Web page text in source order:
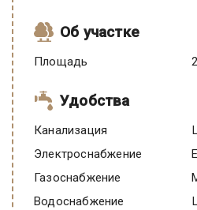
Об участке
Площадь
Удобства
Канализация
Электроснабжение
Газоснабжение
Водоснабжение